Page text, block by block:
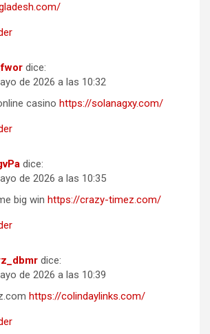
dice:
de 2026 a las 10:32
casino https://solanagxy.com/
dice:
de 2026 a las 10:35
big win https://crazy-timez.com/
dice:
de 2026 a las 10:39
https://colindaylinks.com/